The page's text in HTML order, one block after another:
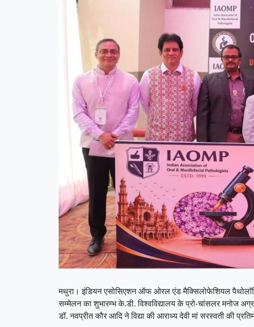
मथुरा। इंडियन एसोसिएशन ऑफ ओरल एंड मैक्सिलोफेशियल
सम्मेलन का शुभारम्भ के.डी. विश्वविद्यालय के प्रो-चांसलर मनोज
डॉ. नवप्रीत कौर आदि ने विद्या की आराध्य देवी मां सरस्वती की